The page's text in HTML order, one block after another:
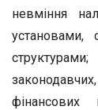
невміння
установами,
фінансових